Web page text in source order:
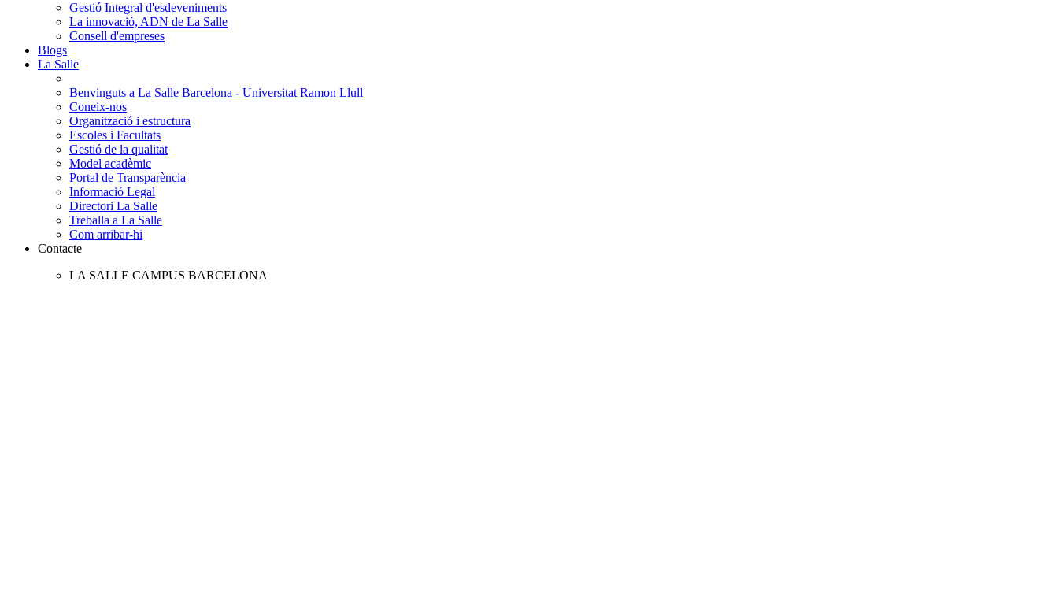
Gestió Integral d'esdeveniments
La innovació, ADN de La Salle
Consell d'empreses
Blogs
La Salle
Benvinguts a La Salle Barcelona - Universitat Ramon Llull
Coneix-nos
Organització i estructura
Escoles i Facultats
Gestió de la qualitat
Model acadèmic
Portal de Transparència
Informació Legal
Directori La Salle
Treballa a La Salle
Com arribar-hi
Contacte
LA SALLE CAMPUS BARCELONA